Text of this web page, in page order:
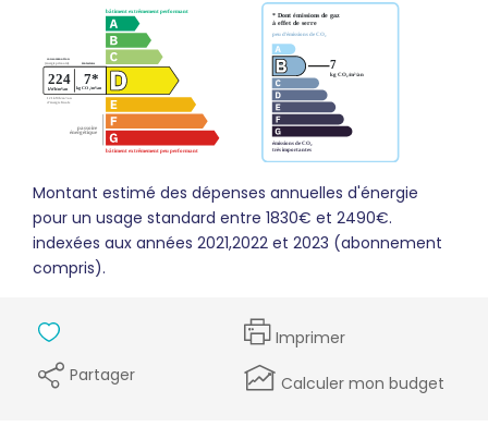
Montant estimé des dépenses annuelles d'énergie
pour un usage standard entre 1830€ et 2490€.
indexées aux années 2021,2022 et 2023 (abonnement
compris).
Imprimer
Partager
Calculer mon budget